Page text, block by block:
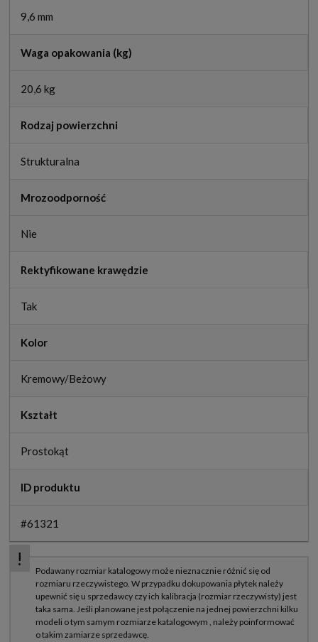
9,6 mm
Waga opakowania (kg)
20,6 kg
Rodzaj powierzchni
Strukturalna
Mrozoodporność
Nie
Rektyfikowane krawędzie
Tak
Kolor
Kremowy/Beżowy
Kształt
Prostokąt
ID produktu
#61321